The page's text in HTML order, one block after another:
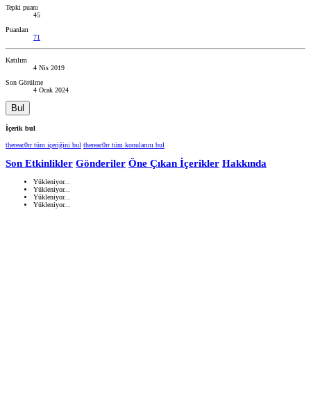
Tepki puanı
45
Puanları
71
Katılım
4 Nis 2019
Son Görülme
4 Ocak 2024
Bul
İçerik bul
thereac0rr tüm içeriğini bul thereac0rr tüm konularını bul
Son Etkinlikler Gönderiler Öne Çıkan İçerikler Hakkında
Yükleniyor...
Yükleniyor...
Yükleniyor...
Yükleniyor...